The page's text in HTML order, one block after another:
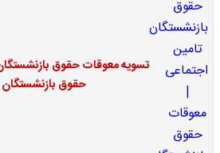
تسویه معوقات حقوق
حقوق